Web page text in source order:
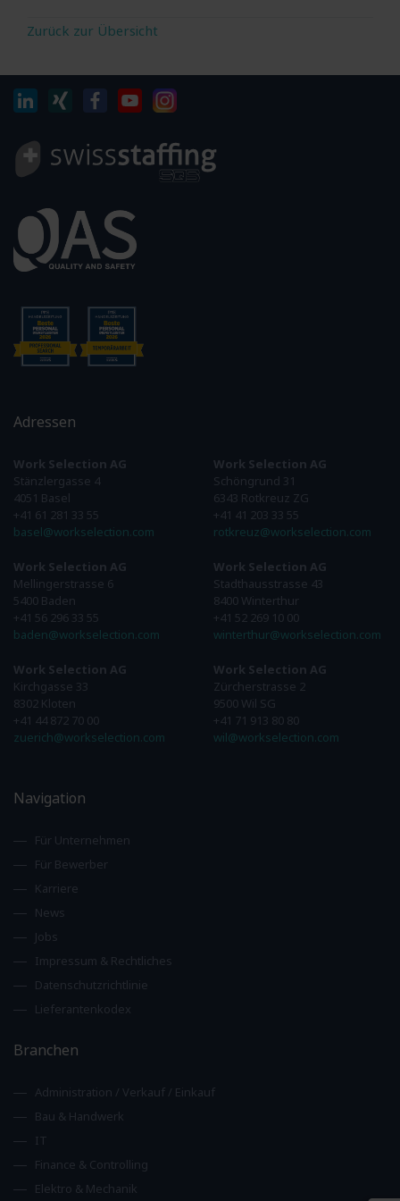
Zurück zur Übersicht
Adressen
Work Selection AG
Stänzlergasse 4
4051 Basel
+41 61 281 33 55
basel@workselection.com
Work Selection AG
Mellingerstrasse 6
5400 Baden
+41 56 296 33 55
baden@workselection.com
Work Selection AG
Kirchgasse 33
8302 Kloten
+41 44 872 70 00
zuerich@workselection.com
Work Selection AG
Schöngrund 31
6343 Rotkreuz ZG
+41 41 203 33 55
rotkreuz@workselection.com
Work Selection AG
Stadthausstrasse 43
8400 Winterthur
+41 52 269 10 00
winterthur@workselection.com
Work Selection AG
Zürcherstrasse 2
9500 Wil SG
+41 71 913 80 80
wil@workselection.com
Navigation
Für Unternehmen
Für Bewerber
Karriere
News
Jobs
Impressum & Rechtliches
Datenschutzrichtlinie
Lieferantenkodex
Branchen
Administration / Verkauf / Einkauf
Bau & Handwerk
IT
Finance & Controlling
Elektro & Mechanik